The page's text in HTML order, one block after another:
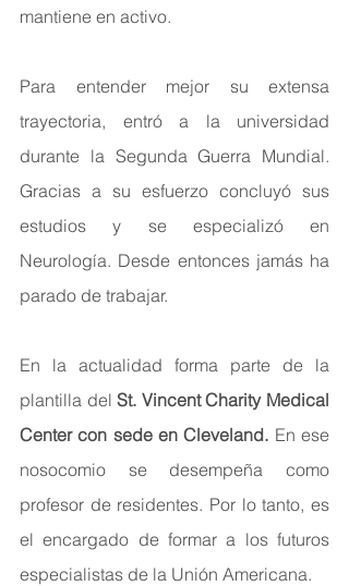
mantiene en activo.
Para entender mejor su extensa
trayectoria, entró a la universidad
durante la Segunda Guerra Mundial.
Gracias a su esfuerzo concluyó sus
estudios y se especializó en
Neurología. Desde entonces jamás ha
parado de trabajar.
En la actualidad forma parte de la
plantilla del St. Vincent Charity Medical
Center con sede en Cleveland. En ese
nosocomio se desempeña como
profesor de residentes. Por lo tanto, es
el encargado de formar a los futuros
especialistas de la Unión Americana.